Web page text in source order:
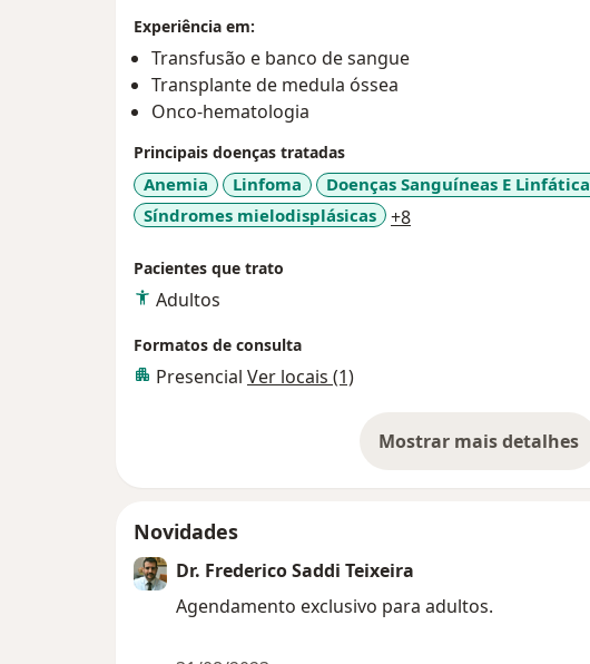
Experiência em:
Transfusão e banco de sangue
Transplante de medula óssea
Onco-hematologia
Principais doenças tratadas
Anemia Linfoma Doenças Sanguíneas E
Síndromes mielodisplásicas
+8
Pacientes que trato
Adultos
Formatos de consulta
Presencial Ver locais (1)
Mostrar mais detalhes
sobre a
Novidades
Dr. Frederico Saddi Teixeira
Agendamento exclusivo para adultos.